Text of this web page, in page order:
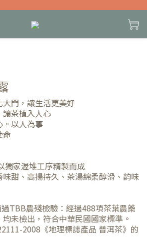
門，讓生活更美好
讓茶植入人心
。以人為事
命
獨家渥堆工序精製而成
甜、高揚持久、茶湯綿柔醇滑、韵味
TBB農殘檢驗：經過488項茶葉農藥
未檢出，符合中華民國國家標準。
2008《地理標誌產品 普洱茶》的